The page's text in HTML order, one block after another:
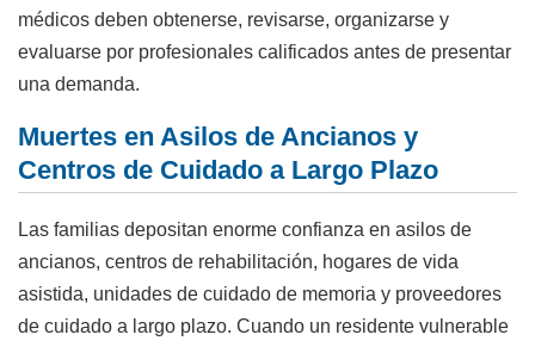
médicos deben obtenerse, revisarse, organizarse y
evaluarse por profesionales calificados antes de presentar
una demanda.
Muertes en Asilos de Ancianos y
Centros de Cuidado a Largo Plazo
Las familias depositan enorme confianza en asilos de
ancianos, centros de rehabilitación, hogares de vida
asistida, unidades de cuidado de memoria y proveedores
de cuidado a largo plazo. Cuando un residente vulnerable